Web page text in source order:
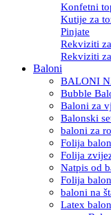
Konfetni
Kutije za
Pinjate
Rekviziti
Rekviziti
Baloni
BALONI
Bubble
Baloni za
Balonski
baloni za
Folija
Folija
Natpis od
Folija
baloni na
Latex